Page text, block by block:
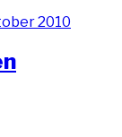
2010